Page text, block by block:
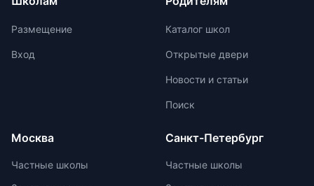
заучиванию `правильных` ответов.
До 2030 года есть достаточно
времени для тщательной
проработки процедуры и нюансов
Размещение
Вход
Каталог школ
Открытые двери
Новости и статьи
Поиск
Москва
Частные школы
Санкт-Петербург
Частные школы